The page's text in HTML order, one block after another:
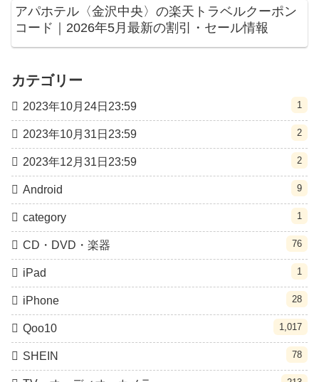
アパホテル〈金沢中央〉の楽天トラベルクーポン
コード｜2026年5月最新の割引・セール情報
カテゴリー
2023年10月24日23:59 1
2023年10月31日23:59 2
2023年12月31日23:59 2
Android 9
category 1
CD・DVD・楽器 76
iPad 1
iPhone 28
Qoo10 1,017
SHEIN 78